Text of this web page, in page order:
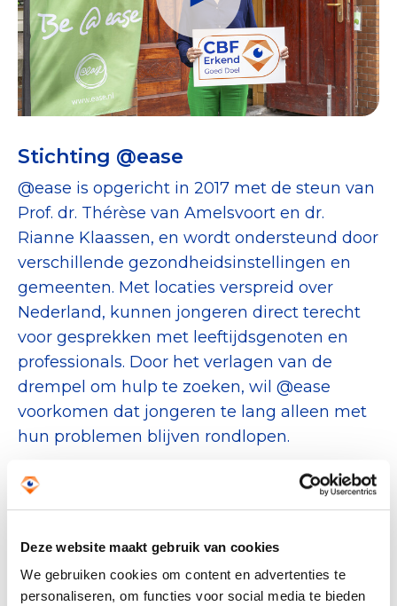
Deze website maakt gebruik van cookies
We gebruiken cookies om content en advertenties te
personaliseren, om functies voor social media te bieden
Stichting @ease
@ease is opgericht in 2017 met de steun van
Prof. dr. Thérèse van Amelsvoort en dr.
Rianne Klaassen, en wordt ondersteund door
verschillende gezondheidsinstellingen en
gemeenten. Met locaties verspreid over
Nederland, kunnen jongeren direct terecht
voor gesprekken met leeftijdsgenoten en
professionals. Door het verlagen van de
drempel om hulp te zoeken, wil @ease
voorkomen dat jongeren te lang alleen met
hun problemen blijven rondlopen.
De wetenschappelijke aanpak van @ease:
Toegankelijke Hulpverlening:
zoeken voor jongeren met